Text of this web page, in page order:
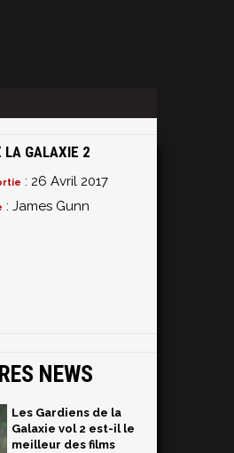
LA GALAXIE 2
: 26 Avril 2017
: James Gunn
NEWS
Les Gardiens de la
Galaxie vol 2 est-il le
meilleur des films